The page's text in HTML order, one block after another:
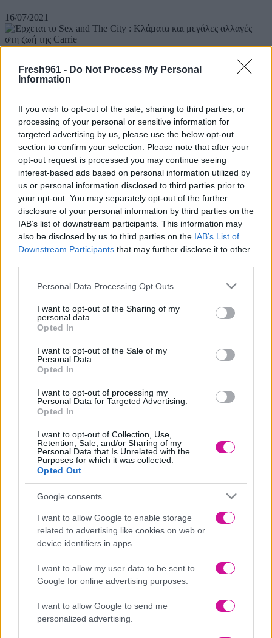
Fresh961 - Do Not Process My Personal
Information
If you wish to opt-out of the sale, sharing to third parties, or
processing of your personal or sensitive information for
targeted advertising by us, please use the below opt-out
section to confirm your selection. Please note that after your
opt-out request is processed you may continue seeing
interest-based ads based on personal information utilized by
us or personal information disclosed to third parties prior to
your opt-out. You may separately opt-out of the further
disclosure of your personal information by third parties on the
IAB’s list of downstream participants. This information may
also be disclosed by us to third parties on the IAB’s List of
Downstream Participants that may further disclose it to other
Please note that this website/app uses one or more Google
not limited to your visit or usage behaviour. You may click to
grant or deny consent to Google and its third-party tags to
use your data for below specified purposes in below Google
consent section.
Personal Data Processing Opt Outs
I want to opt-out of the Sharing of my
personal data.
Opted In
I want to opt-out of the Sale of my
Personal Data.
Opted In
I want to opt-out of processing my
Personal Data for Targeted Advertising.
Opted In
I want to opt-out of Collection, Use,
Retention, Sale, and/or Sharing of my
Personal Data that Is Unrelated with the
Purposes for which it was collected.
Opted Out
Google consents
I want to allow Google to enable storage
related to advertising like cookies on web or
device identifiers in apps.
I want to allow my user data to be sent to
Google for online advertising purposes.
I want to allow Google to send me
personalized advertising.
16/07/2021
Δράμα θα ζήσει η πρωταγωνίστρια του ανανεωμένου Sex And the
City.
και fans της θρυλικής σειράς να έχει φτάσει στο κατακόρυφο.
Οι τελευταίες πληροφορίες λένε ότι στη σειρά θα δούμε την Carrie
Bradshaw και τον Mr. Big να έχουν χωρίσει.Για την ακρίβεια, οι
δυο τους βρίσκονται στη μέση ενός πολύ πικρού και δύσκολου
διαζυγίου λόγω οικονομικών διαφορών με την Carrie (aka Sarah
Jessica Parker) να θρηνεί για το διαζύγιο με τον Mr. Big- τον οποίο
υποδύεται ο Chris North- και να προσπαθεί να βρει παρηγοριά στις
φίλες της.
Σε μια από τις νέες σκηνές, η Carrie Bradshaw φαίνεται να έχει βγει
για δείπνο με τους φίλους και φίλες της, Stanford Blatch (aka Willie
Garson), Miranda Hobbes (aka Cynthia Nixon) και Charlotte York
λουζόμουν. Ναι, δεν έτρωγα και δεν κοιμόμουν, αλλά τουλάχιστον
γυναίκες που εκείνος φρόντιζε;» φέρεται να είναι η ατάκα της
Κορίτσια φύγαμε για , χαρτομάντηλα, γαριδάκια, σοκολάτες και
Αδιανότητο! 29χρονη χώρισε τον σύντροφό της… κι εκείνος